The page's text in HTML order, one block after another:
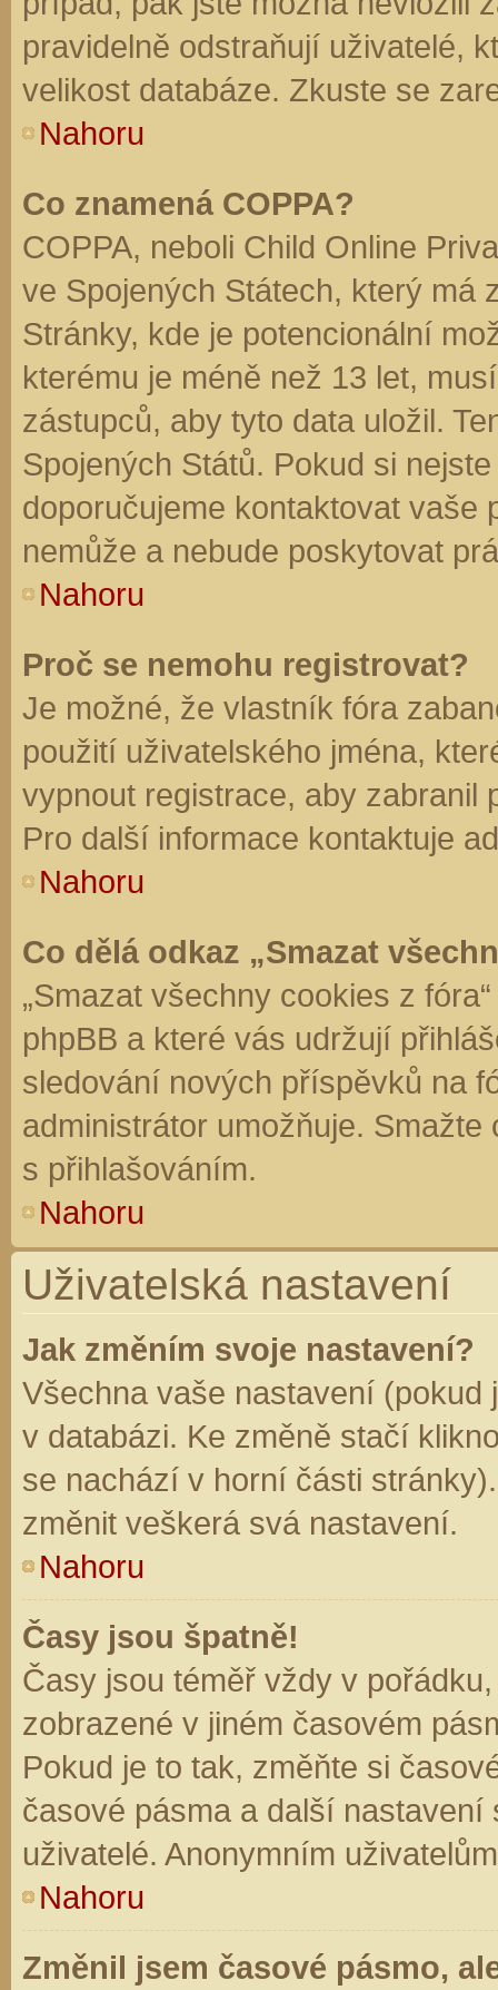
pravidelně odstraňují uživatelé,
velikost databáze. Zkuste se
Nahoru
Co znamená COPPA?
COPPA, neboli Child Online
ve Spojených Státech, který má
Stránky, kde je potencionální
kterému je méně než 13 let,
zástupců, aby tyto data uložil.
Spojených Států. Pokud si
doporučujeme kontaktovat vaše
nemůže a nebude poskytovat
Nahoru
Proč se nemohu registrovat?
Je možné, že vlastník fóra
použití uživatelského jména,
vypnout registrace, aby zabranil
Pro další informace kontaktuje
Nahoru
Co dělá odkaz „Smazat
„Smazat všechny cookies z
phpBB a které vás udržují
sledování nových příspěvků na
administrátor umožňuje.
s přihlašováním.
Nahoru
Uživatelská nastavení
Jak změním svoje nastavení?
Všechna vaše nastavení (pokud
v databázi. Ke změně stačí
se nachází v horní části
změnit veškerá svá nastavení.
Nahoru
Časy jsou špatně!
Časy jsou téměř vždy v
zobrazené v jiném časovém
Pokud je to tak, změňte si
časové pásma a další
uživatelé. Anonymním
Nahoru
Změnil jsem časové pásmo,